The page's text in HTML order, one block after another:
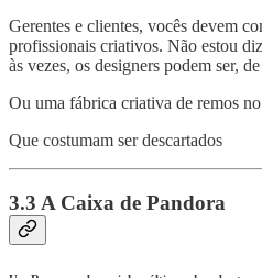
Gerentes e clientes, vocês devem
profissionais criativos. Não estou
às vezes, os designers podem ser,
Ou uma fábrica criativa de remos
Que costumam ser descartados
3.3 A Caixa de Pandora